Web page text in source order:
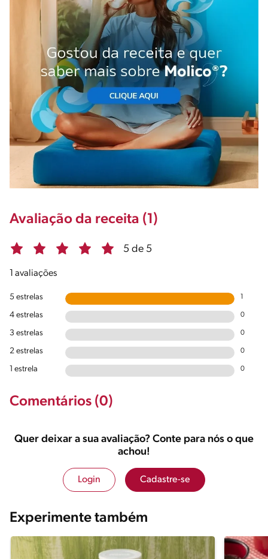
Avaliação da receita (1)
5 de 5
1 avaliações
5 estrelas
4 estrelas 0
3 estrelas 0
2 estrelas 0
1 estrela 0
Comentários (0)
Quer deixar a sua avaliação? Conte para nós o que
achou!
Login Cadastre-se
Experimente também